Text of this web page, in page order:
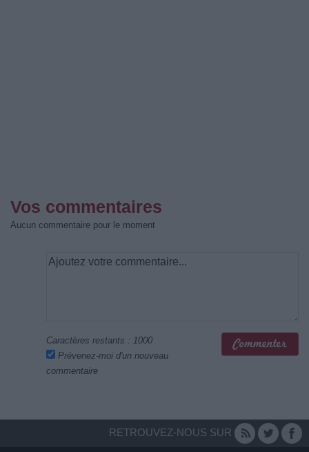
Vos commentaires
Aucun commentaire pour le moment
Caractères restants : 1000
Prévenez-moi d'un nouveau
commentaire
RETROUVEZ-NOUS SUR